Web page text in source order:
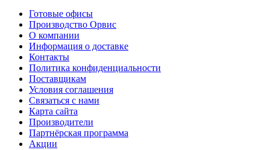
Готовые офисы
Производство Орвис
О компании
Информация о доставке
Контакты
Политика конфиденциальности
Поставщикам
Условия соглашения
Связаться с нами
Карта сайта
Производители
Партнёрская программа
Акции